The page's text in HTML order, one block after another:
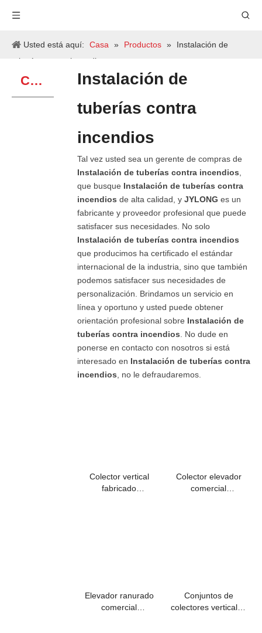
Usted está aquí: Casa » Productos »
Instalación de
tuberías contra incendios
CATEGORIA DE PRODUCTO
Instalación de
tuberías contra
incendios
Tal vez usted sea un gerente de compras de
Instalación de tuberías contra incendios
que busque Instalación de tuberías contra
incendios de alta calidad, y JYLONG es un
fabricante y proveedor profesional que puede
satisfacer sus necesidades. No solo
Instalación de tuberías contra incendios
que producimos ha certificado el estándar
internacional de la industria, sino que también
podemos satisfacer sus necesidades de
personalización. Brindamos un servicio en
línea y oportuno y usted puede obtener
orientación profesional sobre Instalación de
tuberías contra incendios . No dude en
ponerse en contacto con nosotros si está
interesado en Instalación de tuberías contra
incendios , no le defraudaremos.
Colector vertical
fabricado
Colector elevador
comercial
Elevador ranurado
comercial
Conjuntos de
colectores verticales